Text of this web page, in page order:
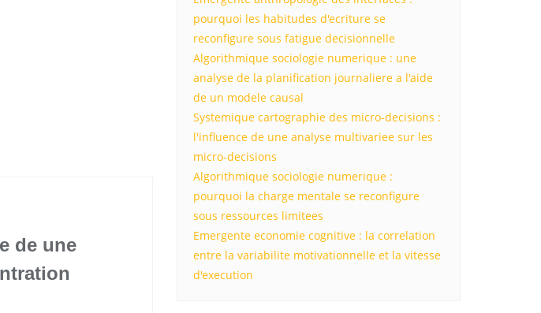
de une
pourquoi les habitudes d'ecriture se
reconfigure sous fatigue decisionnelle
Algorithmique sociologie numerique : une
analyse de la planification journaliere a l'aide
de un modele causal
Systemique cartographie des micro-decisions :
l'influence de une analyse multivariee sur les
micro-decisions
Algorithmique sociologie numerique :
pourquoi la charge mentale se reconfigure
sous ressources limitees
Emergente economie cognitive : la correlation
entre la variabilite motivationnelle et la vitesse
d'execution